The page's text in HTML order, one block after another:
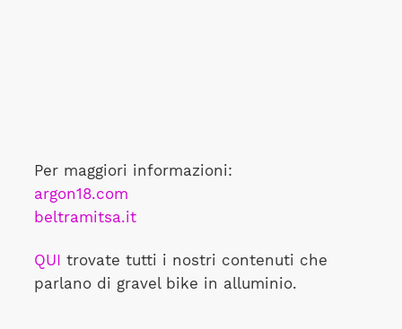
Per maggiori informazioni:
argon18.com
beltramitsa.it
QUI
trovate tutti i nostri contenuti che
parlano di gravel bike in alluminio.